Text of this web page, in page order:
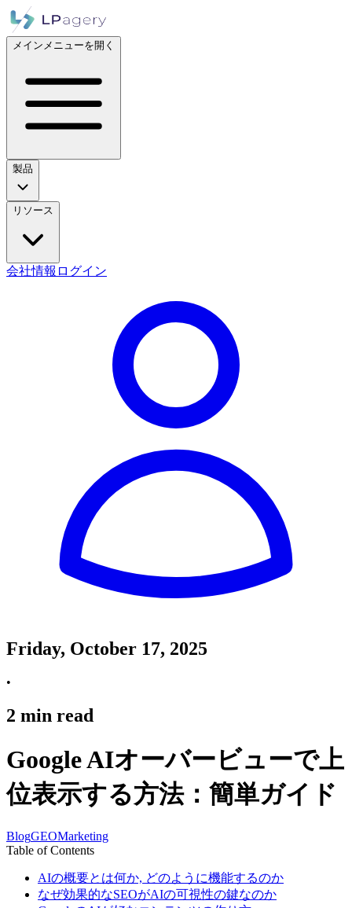
メインメニューを開く
製品
リソース
会社情報 ログイン
Friday, October 17, 2025
•
2 min read
Google AIオーバービューで上
位表示する方法：簡単ガイド
BlogGEOMarketing
Table of Contents
AIの概要とは何か, どのように機能するのか
なぜ効果的なSEOがAIの可視性の鍵なのか